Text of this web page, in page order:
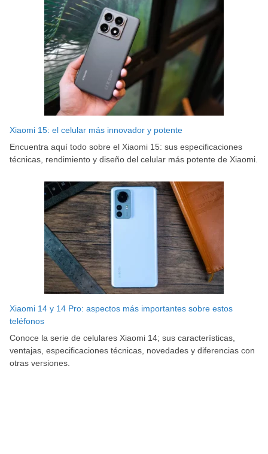
Xiaomi 15: el celular más innovador y potente
Encuentra aquí todo sobre el Xiaomi 15: sus especificaciones
técnicas, rendimiento y diseño del celular más potente de Xiaomi.
Xiaomi 14 y 14 Pro: aspectos más importantes sobre estos
teléfonos
Conoce la serie de celulares Xiaomi 14; sus características,
ventajas, especificaciones técnicas, novedades y diferencias con
otras versiones.